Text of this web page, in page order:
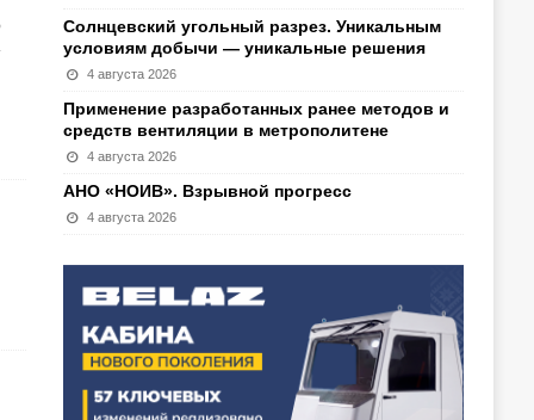
Солнцевский угольный разрез. Уникальным
условиям добычи — уникальные решения
4 августа 2026
Применение разработанных ранее методов и
средств вентиляции в метрополитене
4 августа 2026
АНО «НОИВ». Взрывной прогресс
4 августа 2026